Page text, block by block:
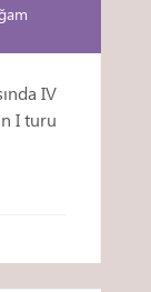
IV
I turu